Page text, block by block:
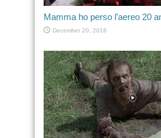
Mamma ho perso l’aereo 20
December 20, 2018